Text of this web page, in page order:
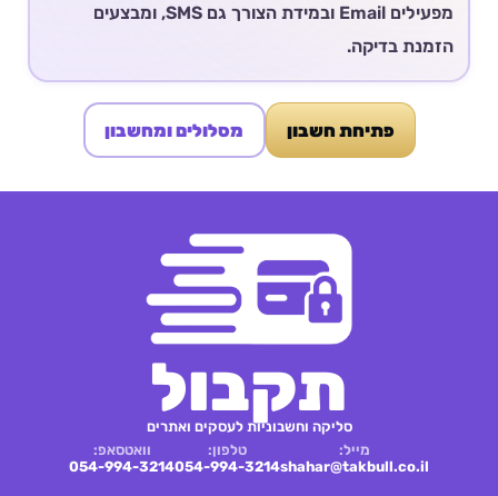
מפעילים Email ובמידת הצורך גם SMS, ומבצעים
הזמנת בדיקה.
פתיחת חשבון מסלולים ומחשבון
תקבול
סליקה וחשבוניות לעסקים ואתרים
מייל:
shahar@takbull.co.il
טלפון:
054-994-3214
וואטסאפ:
054-994-3214